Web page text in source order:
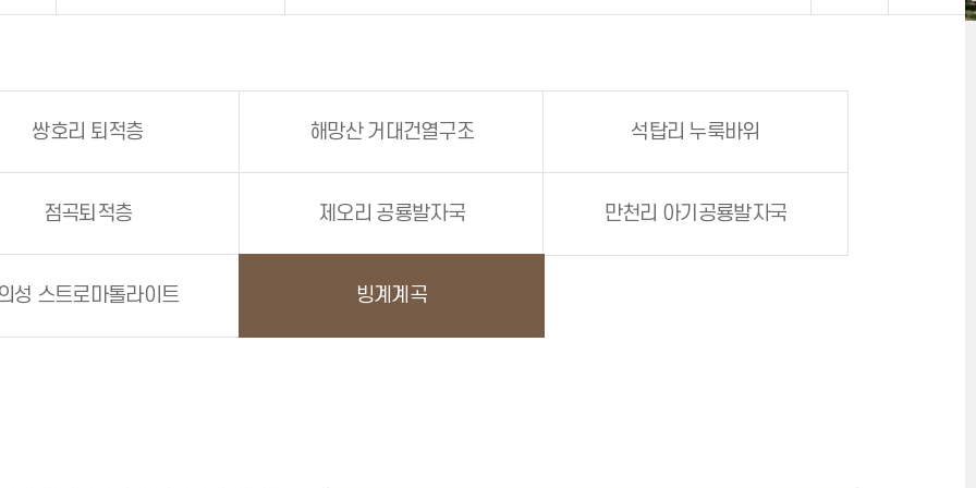
쌍호리 퇴적층 해망산 거대건열구조 석탑리 누룩바위
점곡퇴적층 제오리 공룡발자국 만천리 아기공룡발자국
성 스트로마톨라이트 빙계계곡